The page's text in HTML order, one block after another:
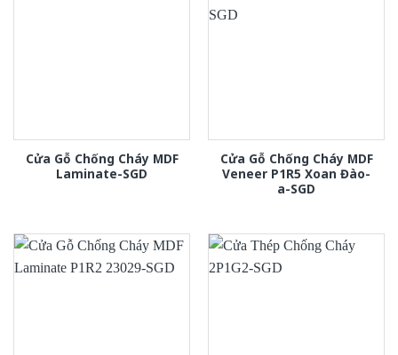
Cửa Gỗ Chống Cháy MDF
Laminate-SGD
Cửa Gỗ Chống Cháy MDF
Veneer P1R5 Xoan Đào-
a-SGD